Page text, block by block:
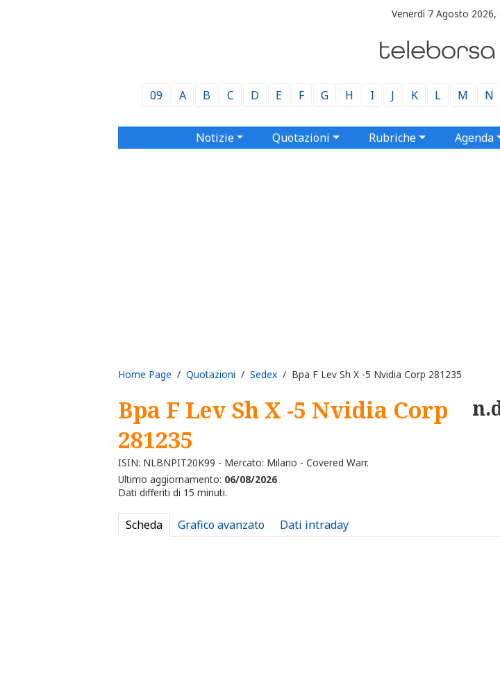
Venerdì 7 Agosto 2026,
09 A B C D E F G H I J K L M N
Notizie Quotazioni Rubriche Agenda
Home Page / Quotazioni / Sedex / Bpa F Lev Sh X -5 Nvidia Corp 281235
Bpa F Lev Sh X -5 Nvidia Corp
281235
ISIN: NLBNPIT20K99 - Mercato: Milano - Covered Warr.
Ultimo aggiornamento: 06/08/2026
Dati differiti di 15 minuti.
Scheda Grafico avanzato Dati intraday